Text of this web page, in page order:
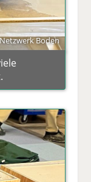
Boden